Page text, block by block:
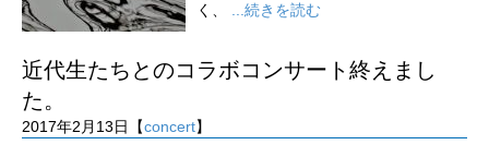
く、 ...続きを読む
近代生たちとのコラボコンサート終えまし
た。
2017年2月13日【concert】